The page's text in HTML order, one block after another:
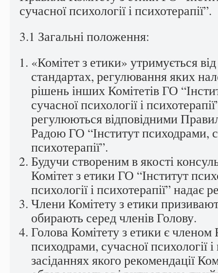
сучасної психології і психотерапії”.
3.1 Загальні положення:
«Комітет з етики» утримується
стандартах, регулювання яких
рішень інших Комітетів ГО
сучасної психології і
регулюються відповідними
Радою ГО “Інститут психодрами,
психотерапії”.
Будучи створеним в якості
Комітет з етики ГО “Інститут
психології і психотерапії” надає
Члени Комітету з етики
обирають серед членів Голову.
Голова Комітету з етики є членом
психодрами, сучасної психології і
засіданнях якого рекомендації